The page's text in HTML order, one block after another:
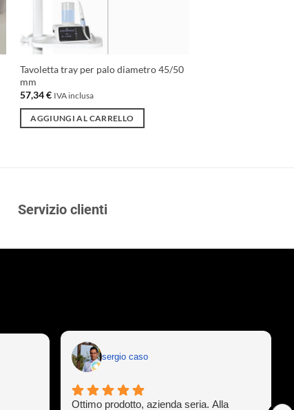
Tavoletta tray per palo diametro 45/50
mm
57,34€ IVA inclusa
AGGIUNGI AL CARRELLO
Servizio clienti
sergio caso
Ottimo prodotto, azienda seria. Alla